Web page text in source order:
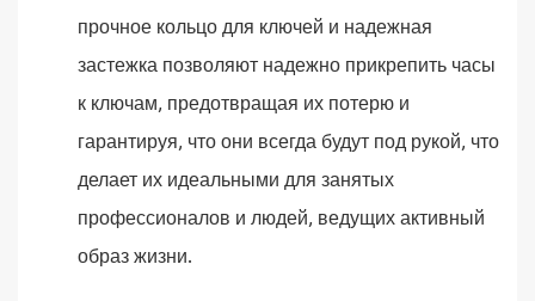
прочное кольцо для ключей и надежная
застежка позволяют надежно прикрепить часы
к ключам, предотвращая их потерю и
гарантируя, что они всегда будут под рукой, что
делает их идеальными для занятых
профессионалов и людей, ведущих активный
образ жизни.